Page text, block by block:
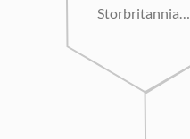
Storbritannia…